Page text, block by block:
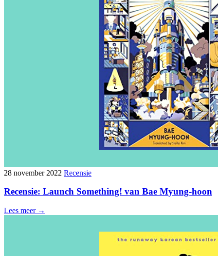
28 november 2022 Recensie
Recensie: Launch Something! van Bae Myung-hoon
Lees meer →